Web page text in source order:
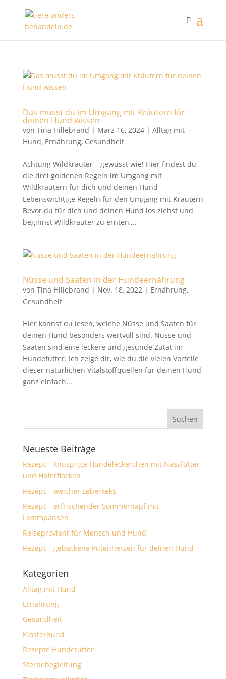
Das musst du im Umgang mit Kräutern für
deinen Hund wissen
von Tina Hillebrand | März 16, 2024| Alltag mit
Hund, Ernährung, Gesundheit
Achtung Wildkräuter – gewusst wie! Hier findest du
die drei goldenen Regeln im Umgang mit
Wildkräutern für dich und deinen Hund
Lebenswichtige Regeln für den Umgang mit Kräutern
Bevor du für dich und deinen Hund los ziehst und
beginnst Wildkräuter zu ernten,...
Nüsse und Saaten in der Hundeernährung
von Tina Hillebrand | Nov. 18, 2022| Ernährung,
Gesundheit
Hier kannst du lesen, welche Nüsse und Saaten für
deinen Hund besonders wertvoll sind. Nüsse und
Saaten sind eine leckere und gesunde Zutat im
Hundefutter. Ich zeige dir, wie du die vielen Vorteile
dieser natürlichen Vitalstoffquellen für deinen Hund
ganz einfach...
Neueste Beiträge
Rezept – knusprige Hundeleckerchen mit Nassfutter
und Haferflocken
Rezept – weicher Leberkeks
Rezept – erfrischender Sommernapf mit
Lammpansen
Reiseproviant für Mensch und Hund
Rezept – gebackene Putenherzen für deinen Hund
Kategorien
Alltag mit Hund
Ernährung
Gesundheit
Klosterhund
Rezepte Hundefutter
Sterbebegleitung